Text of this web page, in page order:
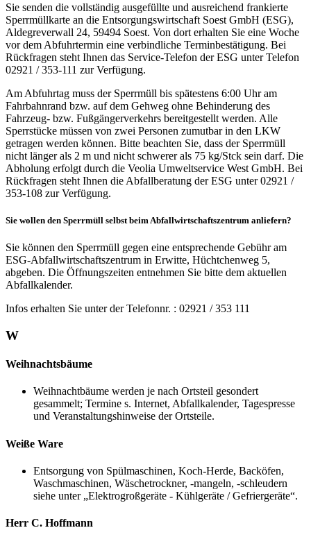
Sie senden die vollständig ausgefüllte und ausreichend frankierte
Sperrmüllkarte an die Entsorgungswirtschaft Soest GmbH (ESG),
Aldegreverwall 24, 59494 Soest. Von dort erhalten Sie eine Woche
vor dem Abfuhrtermin eine verbindliche Terminbestätigung. Bei
Rückfragen steht Ihnen das Service-Telefon der ESG unter Telefon
02921 / 353-111 zur Verfügung.
Am Abfuhrtag muss der Sperrmüll bis spätestens 6:00 Uhr am
Fahrbahnrand bzw. auf dem Gehweg ohne Behinderung des
Fahrzeug- bzw. Fußgängerverkehrs bereitgestellt werden. Alle
Sperrstücke müssen von zwei Personen zumutbar in den LKW
getragen werden können. Bitte beachten Sie, dass der Sperrmüll
nicht länger als 2 m und nicht schwerer als 75 kg/Stck sein darf. Die
Abholung erfolgt durch die Veolia Umweltservice West GmbH. Bei
Rückfragen steht Ihnen die Abfallberatung der ESG unter 02921 /
353-108 zur Verfügung.
Sie wollen den Sperrmüll selbst beim Abfallwirtschaftszentrum anliefern?
Sie können den Sperrmüll gegen eine entsprechende Gebühr am
ESG-Abfallwirtschaftszentrum in Erwitte, Hüchtchenweg 5,
abgeben. Die Öffnungszeiten entnehmen Sie bitte dem aktuellen
Abfallkalender.
Infos erhalten Sie unter der Telefonnr. : 02921 / 353 111
W
Weihnachtsbäume
Weihnachtbäume werden je nach Ortsteil gesondert
gesammelt; Termine s. Internet, Abfallkalender, Tagespresse
und Veranstaltungshinweise der Ortsteile.
Weiße Ware
Entsorgung von Spülmaschinen, Koch-Herde, Backöfen,
Waschmaschinen, Wäschetrockner, -mangeln, -schleudern
siehe unter „Elektrogroßgeräte - Kühlgeräte / Gefriergeräte“.
Herr C. Hoffmann